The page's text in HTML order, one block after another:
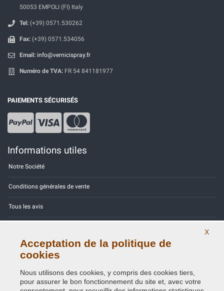
50053 EMPOLI (FI) Italy
Tel: (+39) 0571.530262
Fax: (+39) 0571.534056
Email: info@vernicispray.fr
Numéro de TVA: FR 54 841181977
PAIEMENTS SÉCURISÉS
Informations utiles
Notre Société
Conditions générales de vente
Tous les avis
Contactez-nous
Politique de confidentialité - RGPD
X
Acceptation de la politique de
cookies
Nous utilisons des cookies, y compris des cookies tiers,
pour assurer le bon fonctionnement du site et, avec votre